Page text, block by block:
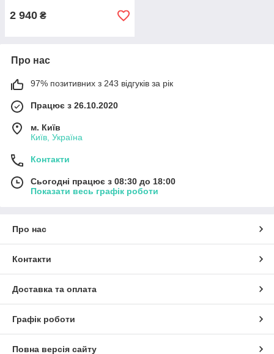
2 940 ₴
Про нас
97% позитивних з 243 відгуків за рік
Працює з 26.10.2020
м. Київ
Київ, Україна
Контакти
Сьогодні працює з 08:30 до 18:00
Показати весь графік роботи
Про нас
Контакти
Доставка та оплата
Графік роботи
Повна версія сайту